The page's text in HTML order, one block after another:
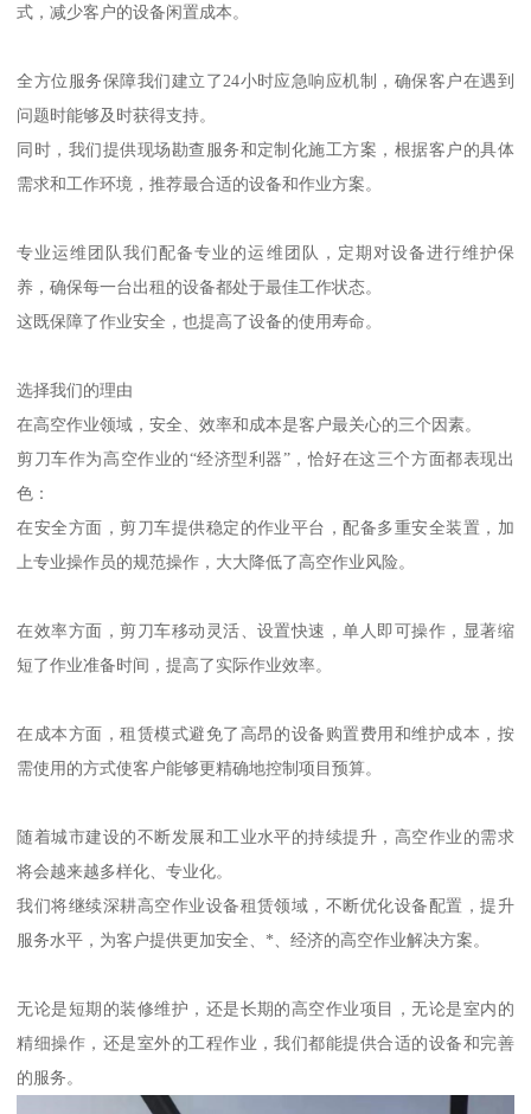
式，减少客户的设备闲置成本。
全方位服务保障我们建立了24小时应急响应机制，确保客户在遇到
问题时能够及时获得支持。
同时，我们提供现场勘查服务和定制化施工方案，根据客户的具体
需求和工作环境，推荐最合适的设备和作业方案。
专业运维团队我们配备专业的运维团队，定期对设备进行维护保
养，确保每一台出租的设备都处于最佳工作状态。
这既保障了作业安全，也提高了设备的使用寿命。
选择我们的理由
在高空作业领域，安全、效率和成本是客户最关心的三个因素。
剪刀车作为高空作业的“经济型利器”，恰好在这三个方面都表现出
色：
在安全方面，剪刀车提供稳定的作业平台，配备多重安全装置，加
上专业操作员的规范操作，大大降低了高空作业风险。
在效率方面，剪刀车移动灵活、设置快速，单人即可操作，显著缩
短了作业准备时间，提高了实际作业效率。
在成本方面，租赁模式避免了高昂的设备购置费用和维护成本，按
需使用的方式使客户能够更精确地控制项目预算。
随着城市建设的不断发展和工业水平的持续提升，高空作业的需求
将会越来越多样化、专业化。
我们将继续深耕高空作业设备租赁领域，不断优化设备配置，提升
服务水平，为客户提供更加安全、*、经济的高空作业解决方案。
无论是短期的装修维护，还是长期的高空作业项目，无论是室内的
精细操作，还是室外的工程作业，我们都能提供合适的设备和完善
的服务。